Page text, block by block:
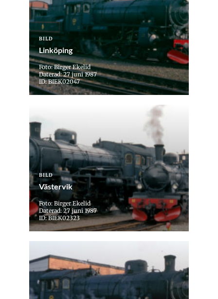
BILD
Linköping
Foto: Birger Ekelid
Daterad: 27 juni 1987
ID: BIEK02047
BILD
Västervik
Foto: Birger Ekelid
Daterad: 27 juni 1987
ID: BIEK02323